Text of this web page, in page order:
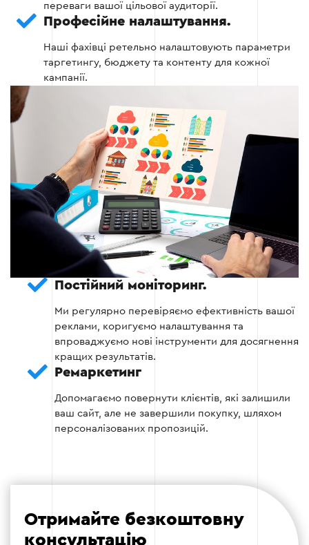
Етап 2
Етап 3: Налаштування та запуск
кампанії
Після планування відбувається:
Налаштування рекламних облікових записів
у Google Ads, Meta Ads або інших
платформах.
Створення оголошень із чіткими та
привабливими текстами.
Встановлення параметрів таргетування.
Етап 3
Відстежувати CTR, конверсії, вартість кліка
переваги вашої цільової аудиторії.
Професійне налаштування.
Наші фахівці ретельно налаштовують параметри
таргетингу, бюджету та контенту для кожної
кампанії.
Постійний моніторинг.
Ми регулярно перевіряємо ефективність вашої
реклами, коригуємо налаштування та
впроваджуємо нові інструменти для досягнення
кращих результатів.
Ремаркетинг
Допомагаємо повернути клієнтів, які залишили
ваш сайт, але не завершили покупку, шляхом
персоналізованих пропозицій.
Отримайте безкоштовну
консультацію